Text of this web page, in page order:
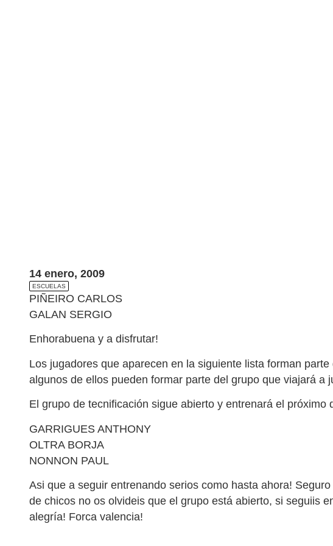
14 enero, 2009
ESCUELAS
PIÑEIRO CARLOS
GALAN SERGIO
Enhorabuena y a disfrutar!
Los jugadores que aparecen en la siguiente lista forman
algunos de ellos pueden formar parte del grupo que viajará a
El grupo de tecnificación sigue abierto y entrenará el próximo
GARRIGUES ANTHONY
OLTRA BORJA
NONNON PAUL
Asi que a seguir entrenando serios como hasta ahora!
de chicos no os olvideis que el grupo está abierto, si seguiis
alegría! Forca valencia!